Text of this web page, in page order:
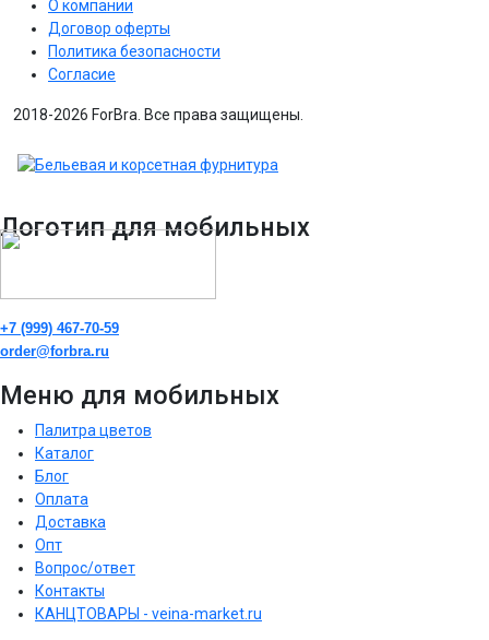
О компании
Договор оферты
Политика безопасности
Согласие
2018-2026 ForBra. Все права защищены.
Логотип для мобильных
+7 (999) 467-70-59
order@forbra.ru
Меню для мобильных
Палитра цветов
Каталог
Блог
Оплата
Доставка
Опт
Вопрос/ответ
Контакты
КАНЦТОВАРЫ - veina-market.ru